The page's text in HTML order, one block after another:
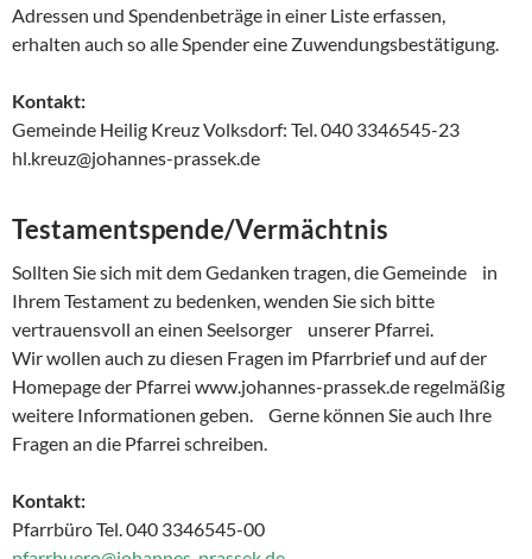
Adressen und Spendenbeträge in einer Liste erfassen,
erhalten auch so alle Spender eine Zuwendungsbestätigung.
Kontakt:
Gemeinde Heilig Kreuz Volksdorf: Tel. 040 3346545-23
hl.kreuz@johannes-prassek.de
Testamentspende/Vermächtnis
Sollten Sie sich mit dem Gedanken tragen, die Gemeinde in
Ihrem Testament zu bedenken, wenden Sie sich bitte
vertrauensvoll an einen Seelsorger unserer Pfarrei.
Wir wollen auch zu diesen Fragen im Pfarrbrief und auf der
Homepage der Pfarrei www.johannes-prassek.de regelmäßig
weitere Informationen geben. Gerne können Sie auch Ihre
Fragen an die Pfarrei schreiben.
Kontakt:
Pfarrbüro Tel. 040 3346545-00